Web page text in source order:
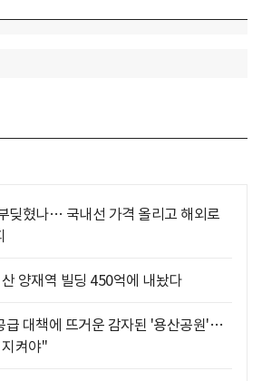
딪혔나… 국내선 가격 올리고 해외로
양재역 빌딩 450억에 내놨다
급 대책에 뜨거운 감자된 '용산공원'…
켜야"